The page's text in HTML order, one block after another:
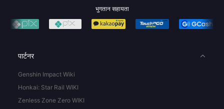
भुगतान सहायता
पार्टनर
Genshin Impact Wiki
Honkai: Star Rail WIKI
Zenless Zone Zero WIKI